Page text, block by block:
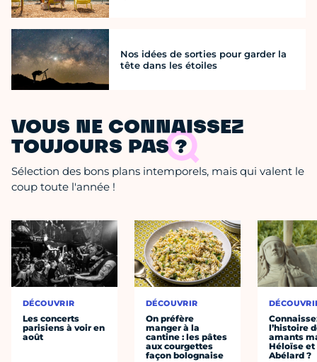
Nos idées de sorties pour garder la
tête dans les étoiles
VOUS NE CONNAISSEZ
TOUJOURS PAS ?
Sélection des bons plans intemporels, mais qui valent le
coup toute l'année !
DÉCOUVRIR
Les concerts
parisiens à voir en
août
DÉCOUVRIR
On préfère
manger à la
cantine : les pâtes
aux courgettes
façon bolognaise
l’histoire
amants
Héloïse et
Abélard ?